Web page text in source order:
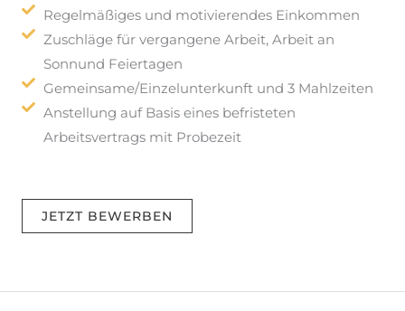
Regelmäßiges und motivierendes Einkommen
Zuschläge für vergangene Arbeit, Arbeit an
Sonnund Feiertagen
Gemeinsame/Einzelunterkunft und 3 Mahlzeiten
Anstellung auf Basis eines befristeten
Arbeitsvertrags mit Probezeit
JETZT BEWERBEN